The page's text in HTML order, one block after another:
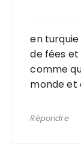
en
de fées et
comme
monde et
Répondre